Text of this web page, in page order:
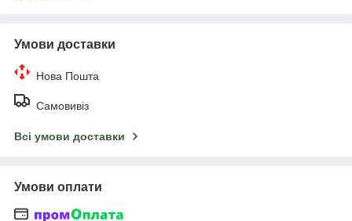
Умови доставки
Нова Пошта
Самовивіз
Всі умови доставки
Умови оплати